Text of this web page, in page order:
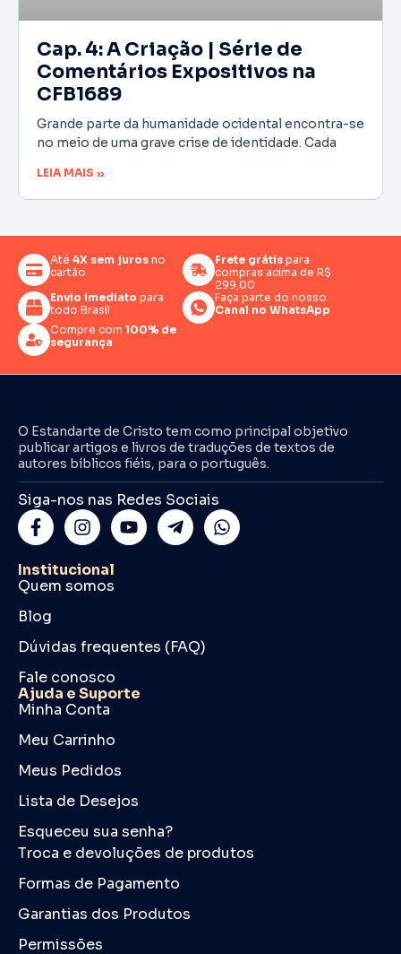
Cap. 4: A Criação | Série de
Comentários Expositivos na
CFB1689
Grande parte da humanidade ocidental encontra-se
no meio de uma grave crise de identidade. Cada
LEIA MAIS »
Até 4X sem juros no
cartão
Frete grátispara
compras acima de R$
299,00
Envio imediato para
todo Brasil
Faça parte do nosso
Canal no WhatsApp
Compre com 100% de
segurança
O Estandarte de Cristo tem como principal objetivo
publicar artigos e livros de traduções de textos de
autores bíblicos fiéis, para o português.
Siga-nos nas Redes Sociais
Institucional
Quem somos
Blog
Dúvidas frequentes (FAQ)
Fale conosco
Ajuda e Suporte
Minha Conta
Meu Carrinho
Meus Pedidos
Lista de Desejos
Esqueceu sua senha?
Troca e devoluções de produtos
Formas de Pagamento
Garantias dos Produtos
Permissões